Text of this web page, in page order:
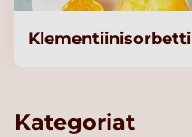
Klementiinisorbetti
Kategoriat